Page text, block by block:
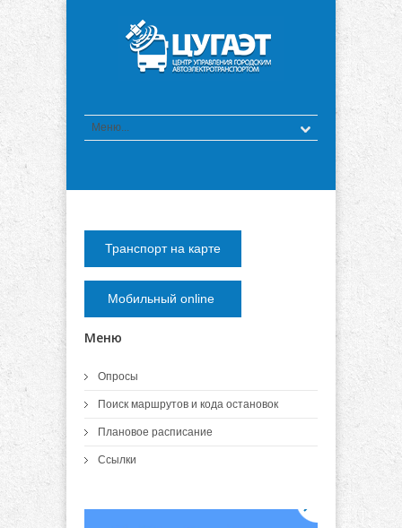
Транспорт на карте
Мобильный online
Меню
Опросы
Поиск маршрутов и кода остановок
Плановое расписание
Ссылки